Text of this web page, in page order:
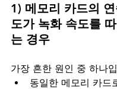
1) 메모리 카드의
도가 녹화 속도를
는 경우
가장 흔한 원인 중 하나
동일한 메모리 카드